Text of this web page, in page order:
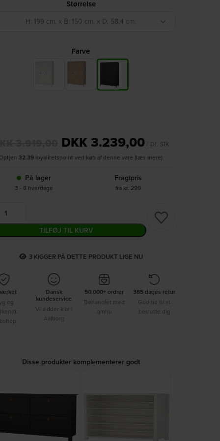
Størrelse
H: 199 cm. x B: 150 cm. x D: 58,4 cm.
Farve
DKK 3.239,00/ pr. stk
32.39 loyalitetspoint ved køb af denne vare (læs mere)
På lager
3 - 8 hverdage
Fragtpris
fra kr. 299
TILFØJ TIL KURV
3KIGGER PÅ DETTE PRODUKT LIGE NU
og
Dansk
kundeservice
Vi sidder klar i
Aalborg
50.000+ ordrer
Behandlet med
omhu
365 dages retur
God tid til at
beslutte dig
Disse produkter komplementerer godt